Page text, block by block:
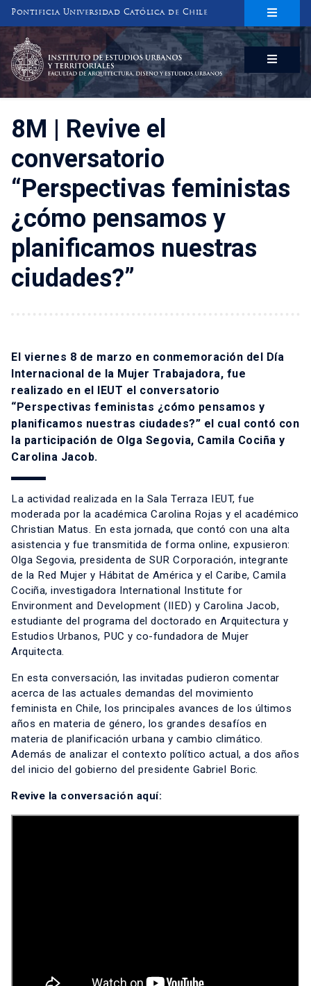
Pontificia Universidad Católica de Chile
INSTITUTO DE ESTUDIOS URBANOS
Y TERRITORIALES
FACULTAD DE ARQUITECTURA, DISEÑO Y ESTUDIOS URBANOS
8M | Revive el
conversatorio
“Perspectivas feministas
¿cómo pensamos y
planificamos nuestras
ciudades?”
El viernes 8 de marzo en conmemoración del Día
Internacional de la Mujer Trabajadora, fue
realizado en el IEUT el conversatorio
“Perspectivas feministas ¿cómo pensamos y
planificamos nuestras ciudades?” el cual contó con
la participación de Olga Segovia, Camila Cociña y
Carolina Jacob.
La actividad realizada en la Sala Terraza IEUT, fue
moderada por la académica Carolina Rojas y el académico
Christian Matus. En esta jornada, que contó con una alta
asistencia y fue transmitida de forma online, expusieron:
Olga Segovia, presidenta de SUR Corporación, integrante
de la Red Mujer y Hábitat de América y el Caribe, Camila
Cociña, investigadora International Institute for
Environment and Development (IIED) y Carolina Jacob,
estudiante del programa del doctorado en Arquitectura y
Estudios Urbanos, PUC y co-fundadora de Mujer
Arquitecta.
En esta conversación, las invitadas pudieron comentar
acerca de las actuales demandas del movimiento
feminista en Chile, los principales avances de los últimos
años en materia de género, los grandes desafíos en
materia de planificación urbana y cambio climático.
Además de analizar el contexto político actual, a dos años
del inicio del gobierno del presidente Gabriel Boric.
Revive la conversación aquí: